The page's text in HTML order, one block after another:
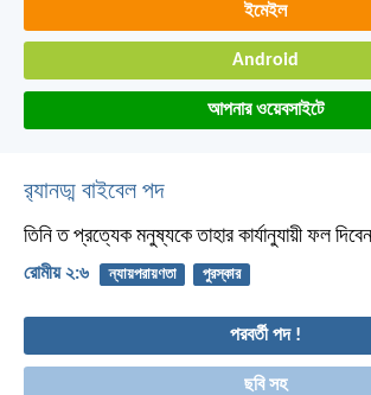
ইমেইল
Android
আপনার ওয়েবসাইটে
র‌্যানড্ম বাইবেল পদ
তিনি ত প্রত্যেক মনুষ্যকে তাহার কার্যানুযায়ী ফল
রোমীয় ২:৬ ন্যায়পরায়ণতা পুরস্কার
পরবর্তী পদ !
ছবি সহ